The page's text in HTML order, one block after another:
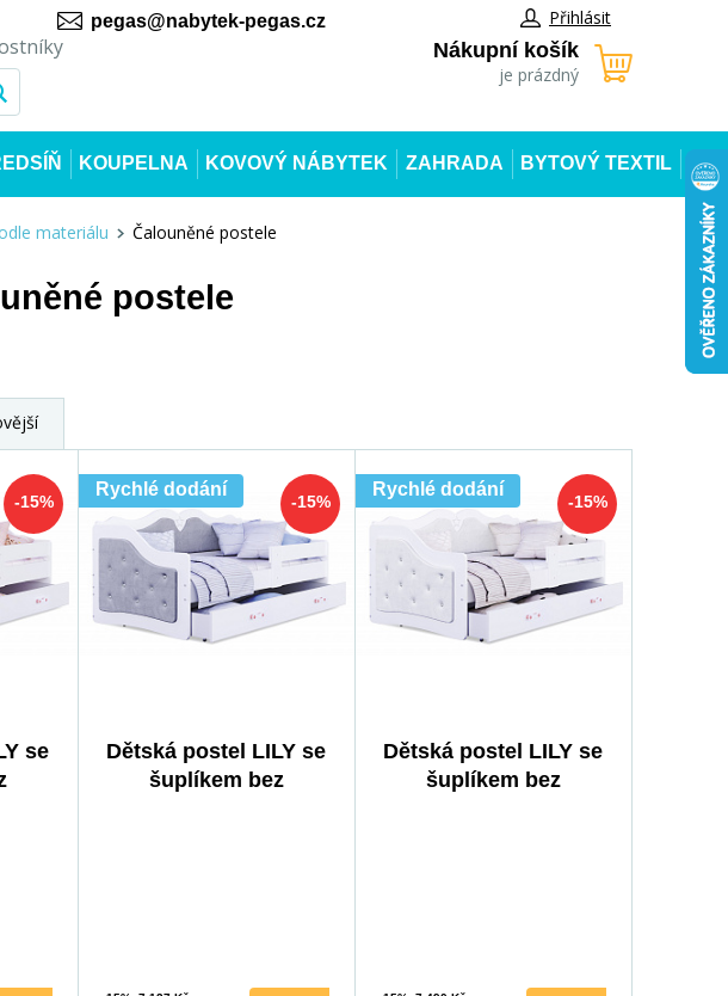
pegas@nabytek-pegas.cz Přihlásit
Nákupní košík
je prázdný
KOUPELNA KOVOVÝ NÁBYTEK ZAHRADA BYTOVÝ TEXTIL
materiálu Čalouněné postele
postele
-15%
se
-15%
Rychlé dodání
Dětská postel LILY se
šuplíkem bez
-15%
Rychlé dodání
Dětská postel LILY se
šuplíkem bez